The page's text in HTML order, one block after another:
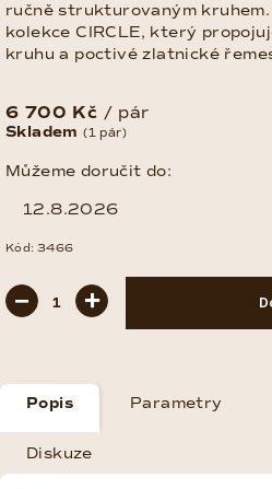
ručně strukturovaným
kolekce CIRCLE, který
kruhu a poctivé zlatnické
6 700 Kč / pár
Měrná
Skladem(1 pár)
Můžeme doručit do:
12.8.2026
Kód: 3466
+
−
Popis Parametry
Diskuze